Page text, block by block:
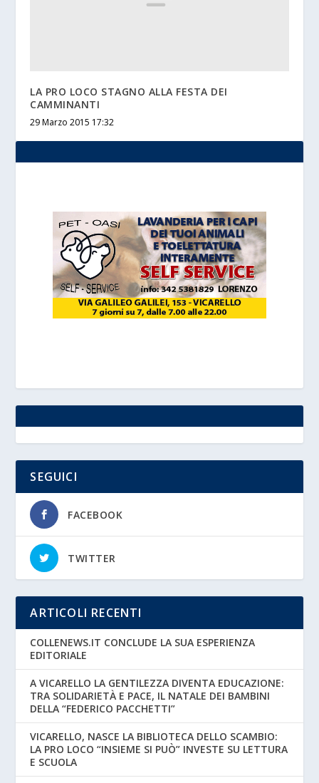
LA PRO LOCO STAGNO ALLA FESTA DEI
CAMMINANTI
29 Marzo 2015 17:32
SEGUICI
FACEBOOK
TWITTER
ARTICOLI RECENTI
COLLENEWS.IT CONCLUDE LA SUA ESPERIENZA
EDITORIALE
A VICARELLO LA GENTILEZZA DIVENTA EDUCAZIONE:
TRA SOLIDARIETÀ E PACE, IL NATALE DEI BAMBINI
DELLA “FEDERICO PACCHETTI”
VICARELLO, NASCE LA BIBLIOTECA DELLO SCAMBIO:
LA PRO LOCO “INSIEME SI PUÒ” INVESTE SU LETTURA
E SCUOLA